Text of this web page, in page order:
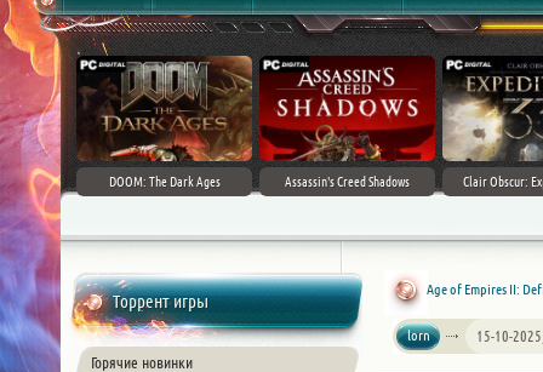
DOOM: The Dark Ages Assassin's Creed Shadows Clair Obscur:
Торрент игры
Горячие новинки
Age of Empires II:
lorn 15-10-